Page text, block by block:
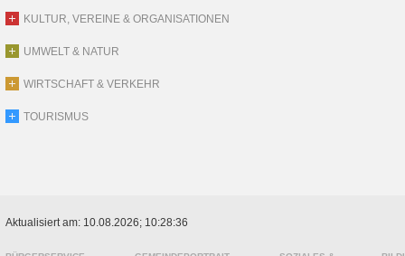
KULTUR, VEREINE & ORGANISATIONEN
UMWELT & NATUR
WIRTSCHAFT & VERKEHR
TOURISMUS
Aktualisiert am: 10.08.2026; 10:28:36